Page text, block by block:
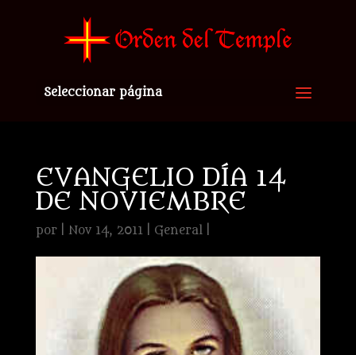
Seleccionar página
EVANGELIO DÍA 14
DE NOVIEMBRE
por Nov 14, 2011| General|